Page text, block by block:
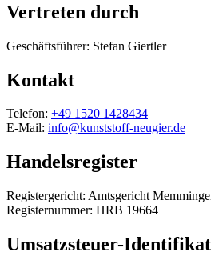
Vertreten durch
Geschäftsführer: Stefan Giertler
Kontakt
Telefon: +49 1520 1428434
E-Mail: info@kunststoff-neugier.de
Handelsregister
Registergericht: Amtsgericht
Registernummer: HRB 19664
Umsatzsteuer-